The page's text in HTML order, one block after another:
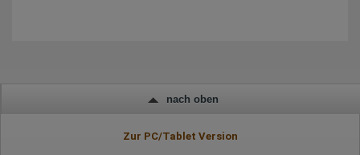
Bildschirmauflösung
Eindeutige Gerätekennung
nach oben
Zur PC/Tablet Version